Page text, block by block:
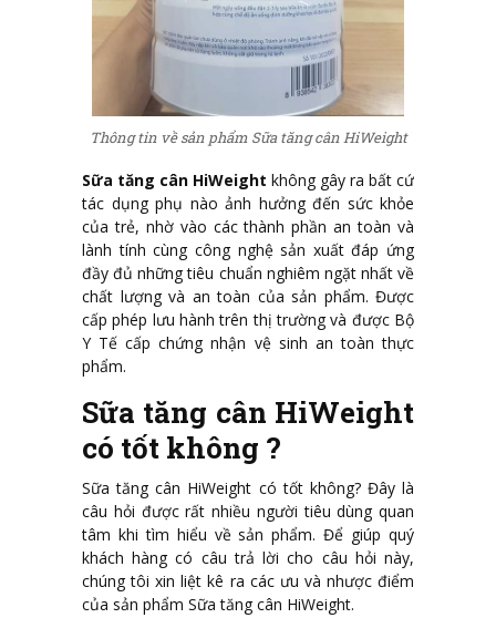
Thông tin về sản phẩm Sữa tăng cân HiWeight
Sữa tăng cân HiWeight không gây ra bất cứ
tác dụng phụ nào ảnh hưởng đến sức khỏe
của trẻ, nhờ vào các thành phần an toàn và
lành tính cùng công nghệ sản xuất đáp ứng
đầy đủ những tiêu chuẩn nghiêm ngặt nhất về
chất lượng và an toàn của sản phẩm. Được
cấp phép lưu hành trên thị trường và được Bộ
Y Tế cấp chứng nhận vệ sinh an toàn thực
phẩm.
Sữa tăng cân HiWeight
có tốt không ?
Sữa tăng cân HiWeight có tốt không? Đây là
câu hỏi được rất nhiều người tiêu dùng quan
tâm khi tìm hiểu về sản phẩm. Để giúp quý
khách hàng có câu trả lời cho câu hỏi này,
chúng tôi xin liệt kê ra các ưu và nhược điểm
của sản phẩm Sữa tăng cân HiWeight.